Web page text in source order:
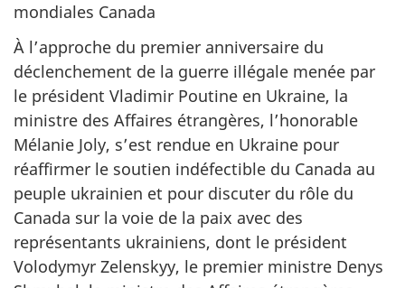
mondiales Canada
À l’approche du premier anniversaire du
déclenchement de la guerre illégale menée par
le président Vladimir Poutine en Ukraine, la
ministre des Affaires étrangères, l’honorable
Mélanie Joly, s’est rendue en Ukraine pour
réaffirmer le soutien indéfectible du Canada au
peuple ukrainien et pour discuter du rôle du
Canada sur la voie de la paix avec des
représentants ukrainiens, dont le président
Volodymyr Zelenskyy, le premier ministre Denys